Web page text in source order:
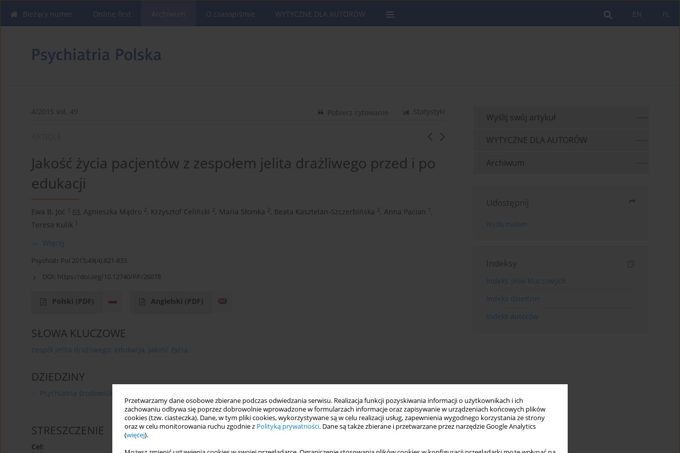
Przetwarzamy dane osobowe zbierane podczas odwiedzania serwisu. Realizacja funkcji pozyskiwania informacji o użytkownikach i ich
zachowaniu odbywa się poprzez dobrowolnie wprowadzone w formularzach informacje oraz zapisywanie w urządzeniach końcowych plików
cookies (tzw. ciasteczka). Dane, w tym pliki cookies, wykorzystywane są w celu realizacji usług, zapewnienia wygodnego korzystania ze strony
oraz w celu monitorowania ruchu zgodnie z Polityką prywatności. Dane są także zbierane i przetwarzane przez narzędzie Google Analytics
(więcej).
PL
EN
Bieżący numer Online first O czasopiśmie WYTYCZNE DLA AUTORÓW
4/2015 vol. 49 Statystyki
Pobierz cytowanie
Jakość życia pacjentów z zespołem jelita drażliwego przed i po
edukacji
Ewa B. Joć 1 , Agnieszka Mądro 2, Krzysztof Celiński 2, Maria Słomka 2, Beata Kasztelan-Szczerbińska 2, Anna Pacian 1 ,
Teresa Kulik 1
Więcej
Psychiatr Pol 2015;49(4):821-833
DOI: https://doi.org/10.12740/PP/26078
Polski (PDF) Angielski (PDF)
SŁOWA KLUCZOWE
zespół jelita drażliwego, edukacja, jakość życia
DZIEDZINY
Psychiatria środowiskowa
STRESZCZENIE
Cel:
Wyślij swój artykuł
WYTYCZNE DLA AUTORÓW
Archiwum
Udostępnij
Wyślij mailem
Indeksy
Indeks słów kluczowych
Indeks dziedzin
Indeks autorów